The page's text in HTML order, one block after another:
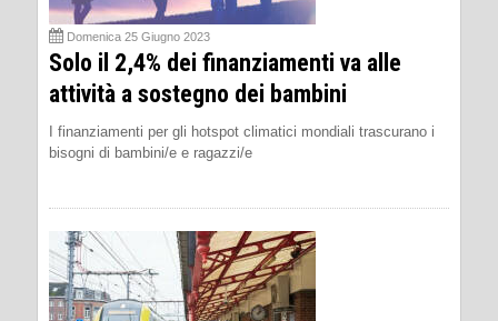
Domenica 25 Giugno 2023
Solo il 2,4% dei finanziamenti va alle
attività a sostegno dei bambini
I finanziamenti per gli hotspot climatici mondiali trascurano i
bisogni di bambini/e e ragazzi/e